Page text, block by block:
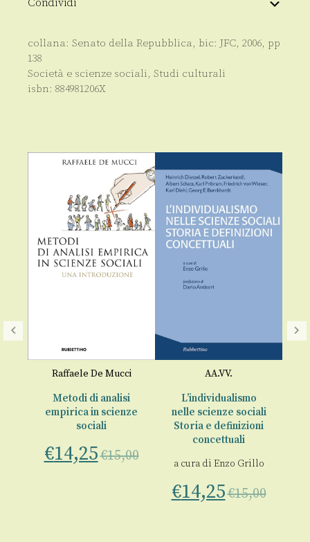
Condividi
collana: Senato della Repubblica, bic: JFC, 2006, pp
138
Società e scienze sociali, Studi culturali
isbn: 884981206X
Raffaele De Mucci
Metodi di analisi
empirica in scienze
sociali
€14,25€15,00
AA.VV.
L’individualismo
nelle scienze sociali
Storia e definizioni
concettuali
a cura di Enzo Grillo
€14,25€15,00